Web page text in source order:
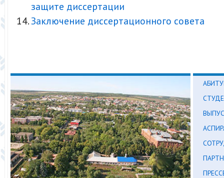
защите диссертации
Заключение диссертационного совета